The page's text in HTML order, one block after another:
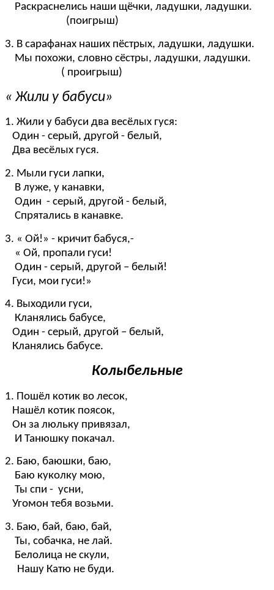
Раскраснелись наши щёчки, ладушки, ладушки.
(поигрыш)
3. В сарафанах наших пёстрых, ладушки, ладушки.
Мы похожи, словно сёстры, ладушки, ладушки.
( проигрыш)
« Жили у бабуси»
1. Жили у бабуси два весёлых гуся:
Один - серый, другой - белый,
Два весёлых гуся.
2. Мыли гуси лапки,
В луже, у канавки,
Один - серый, другой - белый,
Спрятались в канавке.
3. « Ой!» - кричит бабуся,-
« Ой, пропали гуси!
Один - серый, другой – белый!
Гуси, мои гуси!»
4. Выходили гуси,
Кланялись бабусе,
Один - серый, другой – белый,
Кланялись бабусе.
Колыбельные
1. Пошёл котик во лесок,
Нашёл котик поясок,
Он за люльку привязал,
И Танюшку покачал.
2. Баю, баюшки, баю,
Баю куколку мою,
Ты спи - усни,
Угомон тебя возьми.
3. Баю, бай, баю, бай,
Ты, собачка, не лай.
Белолица не скули,
Нашу Катю не буди.